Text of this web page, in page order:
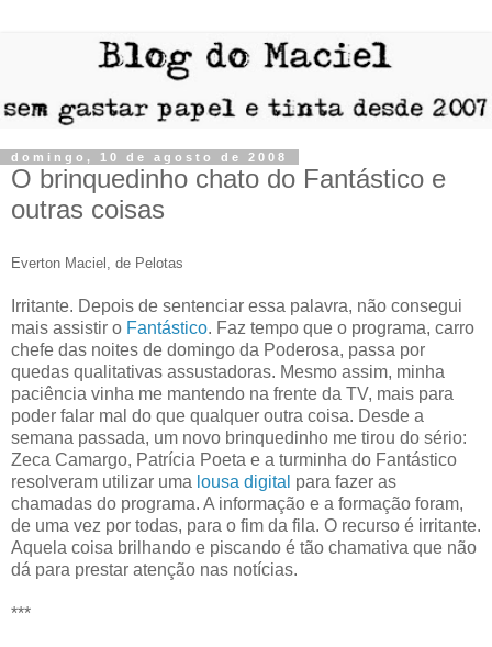
domingo, 10 de agosto de 2008
O brinquedinho chato do Fantástico e
outras coisas
Everton Maciel, de Pelotas
Irritante. Depois de sentenciar essa palavra, não consegui
mais assistir o Fantástico. Faz tempo que o programa, carro
chefe das noites de domingo da Poderosa, passa por
quedas qualitativas assustadoras. Mesmo assim, minha
paciência vinha me mantendo na frente da TV, mais para
poder falar mal do que qualquer outra coisa. Desde a
semana passada, um novo brinquedinho me tirou do sério:
Zeca Camargo, Patrícia Poeta e a turminha do Fantástico
resolveram utilizar uma lousa digital para fazer as
chamadas do programa. A informação e a formação foram,
de uma vez por todas, para o fim da fila. O recurso é irritante.
Aquela coisa brilhando e piscando é tão chamativa que não
dá para prestar atenção nas notícias.
***